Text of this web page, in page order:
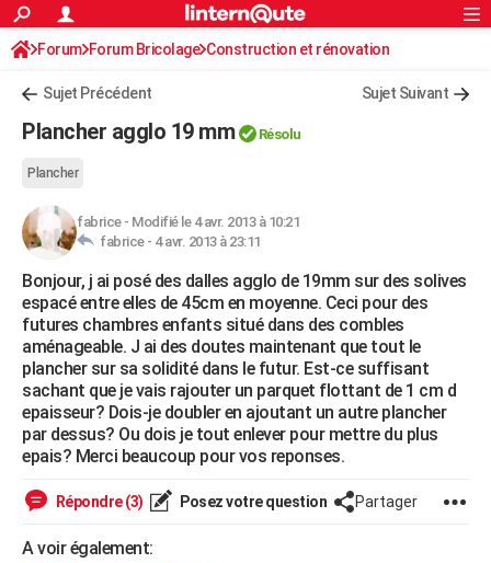
ACTUALITÉS
Politique
Société
Faits Divers
Education
Monde
Villes
+
AUTO
Essais
Réserver un essai
Citadines
Berlines
SUV
Forum auto
+HIGH-TECH
Mobiles
Meilleur smartphone
Internet
Ordinateurs
Jeux vidéo
Guide high-tech
+BRICOLAGE
Forum
Aménagement intérieur
Extérieur
Cuisine
Salle de bains
Jardinage
Rangement
WEEK-END
Guides de France
Escapades
Patrimoine
Expositions
Musées
Week-end nature
+LIFESTYLE
Art de vivre
Bien-être
Loisirs
Mode
Modes de vie
SANTE
Alimentation
Guide de la santé
Maladies
Médicaments
Sommeil
Destinations
City break
Voyage nature
Voyage de noces
Forum
Climat
Rechercher
S'inscrire
Connexion
Forum Forum Bricolage Construction et rénovation
Charpente, toiture, combles
Sujet Précédent Sujet Suivant
Plancher agglo 19 mm Résolu
Plancher
fabrice- Modifié le 4 avr. 2013 à 10:21
fabrice - 4 avr. 2013 à 23:11
Bonjour, j ai posé des dalles agglo de 19mm sur des solives
espacé entre elles de 45cm en moyenne. Ceci pour des
futures chambres enfants situé dans des combles
aménageable. J ai des doutes maintenant que tout le
plancher sur sa solidité dans le futur. Est-ce suffisant
sachant que je vais rajouter un parquet flottant de 1 cm d
epaisseur? Dois-je doubler en ajoutant un autre plancher
par dessus? Ou dois je tout enlever pour mettre du plus
epais? Merci beaucoup pour vos reponses.
Répondre (3) Posez votre question Partager
A voir également: